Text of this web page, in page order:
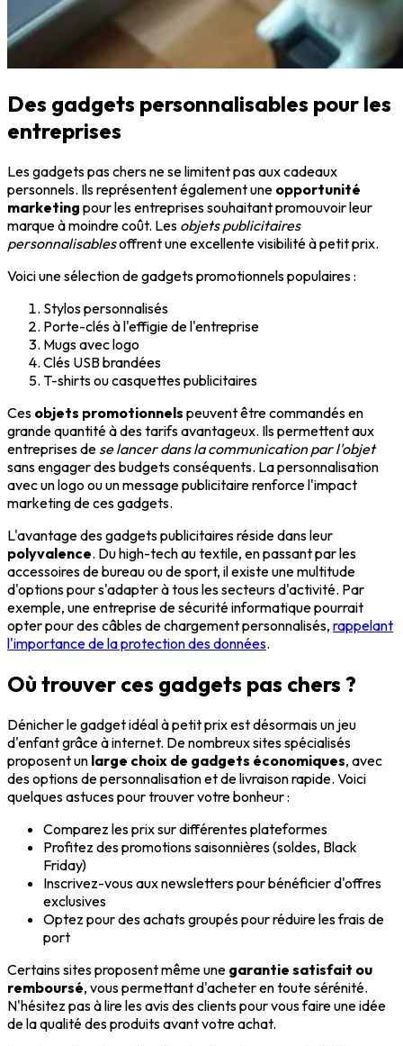
Des gadgets personnalisables pour les
entreprises
Les gadgets pas chers ne se limitent pas aux cadeaux
personnels. Ils représentent également une opportunité
marketing pour les entreprises souhaitant promouvoir leur
marque à moindre coût. Les objets publicitaires
personnalisablesoffrent une excellente visibilité à petit prix.
Voici une sélection de gadgets promotionnels populaires :
Stylos personnalisés
Porte-clés à l'effigie de l'entreprise
Mugs avec logo
Clés USB brandées
T-shirts ou casquettes publicitaires
Ces objets promotionnels peuvent être commandés en
grande quantité à des tarifs avantageux. Ils permettent aux
entreprises de se lancer dans la communication par l'objet
sans engager des budgets conséquents. La personnalisation
avec un logo ou un message publicitaire renforce l'impact
marketing de ces gadgets.
L'avantage des gadgets publicitaires réside dans leur
polyvalence. Du high-tech au textile, en passant par les
accessoires de bureau ou de sport, il existe une multitude
d'options pour s'adapter à tous les secteurs d'activité. Par
exemple, une entreprise de sécurité informatique pourrait
opter pour des câbles de chargement personnalisés, rappelant
l'importance de la protection des données.
Où trouver ces gadgets pas chers ?
Dénicher le gadget idéal à petit prix est désormais un jeu
d'enfant grâce à internet. De nombreux sites spécialisés
proposent un large choix de gadgets économiques, avec
des options de personnalisation et de livraison rapide. Voici
quelques astuces pour trouver votre bonheur :
Comparez les prix sur différentes plateformes
Profitez des promotions saisonnières (soldes, Black
Friday)
Inscrivez-vous aux newsletters pour bénéficier d'offres
exclusives
Optez pour des achats groupés pour réduire les frais de
port
Certains sites proposent même une garantie satisfait ou
remboursé, vous permettant d'acheter en toute sérénité.
N'hésitez pas à lire les avis des clients pour vous faire une idée
de la qualité des produits avant votre achat.